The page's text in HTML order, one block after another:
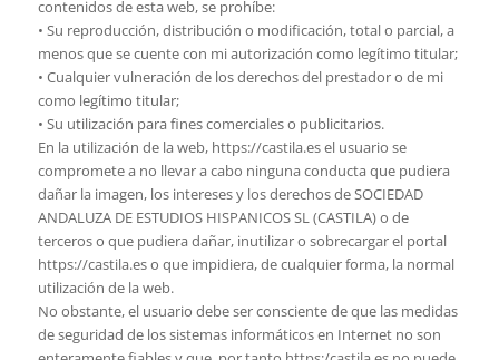
contenidos de esta web, se prohíbe:
• Su reproducción, distribución o modificación, total o parcial, a
menos que se cuente con mi autorización como legítimo titular;
• Cualquier vulneración de los derechos del prestador o de mi
como legítimo titular;
• Su utilización para fines comerciales o publicitarios.
En la utilización de la web, https://castila.es el usuario se
compromete a no llevar a cabo ninguna conducta que pudiera
dañar la imagen, los intereses y los derechos de SOCIEDAD
ANDALUZA DE ESTUDIOS HISPANICOS SL (CASTILA) o de
terceros o que pudiera dañar, inutilizar o sobrecargar el portal
https://castila.es o que impidiera, de cualquier forma, la normal
utilización de la web.
No obstante, el usuario debe ser consciente de que las medidas
de seguridad de los sistemas informáticos en Internet no son